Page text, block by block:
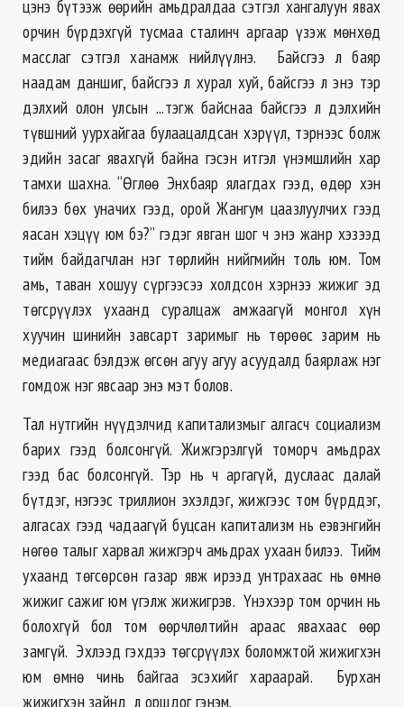
цэнэ бүтээж өөрийн амьдралдаа сэтгэл хангалуун явах
орчин бүрдэхгүй тусмаа сталинч аргаар үзэж мөнхөд
масслаг сэтгэл ханамж нийлүүлнэ. Байсгээ л баяр
наадам даншиг, байсгээ л хурал хуй, байсгээ л энэ тэр
дэлхий олон улсын ...тэгж байснаа байсгээ л дэлхийн
түвшний уурхайгаа булаацалдсан хэрүүл, тэрнээс болж
эдийн засаг явахгүй байна гэсэн итгэл үнэмшлийн хар
тамхи шахна. “Өглөө Энхбаяр ялагдах гээд, өдөр хэн
билээ бөх уначих гээд, орой Жангум цаазлуулчих гээд
яасан хэцүү юм бэ?” гэдэг явган шог ч энэ жанр хэзээд
тийм байдагчлан нэг төрлийн нийгмийн толь юм. Том
амь, таван хошуу сүргээсээ холдсон хэрнээ жижиг эд
төгсрүүлэх ухаанд суралцаж амжаагүй монгол хүн
хуучин шинийн завсарт заримыг нь төрөөс зарим нь
медиагаас бэлдэж өгсөн агуу агуу асуудалд баярлаж нэг
гомдож нэг явсаар энэ мэт болов.
Тал нутгийн нүүдэлчид капитализмыг алгасч социализм
барих гээд болсонгүй. Жижгэрэлгүй томорч амьдрах
гээд бас болсонгүй. Тэр нь ч аргагүй, дуслаас далай
бүтдэг, нэгээс триллион эхэлдэг, жижгээс том бүрддэг,
алгасах гээд чадаагүй буцсан капитализм нь еэвэнгийн
нөгөө талыг харвал жижгэрч амьдрах ухаан билээ. Тийм
ухаанд төгсөрсөн газар явж ирээд унтрахаас нь өмнө
жижиг сажиг юм үгэлж жижигрэв. Үнэхээр том орчин нь
болохгүй бол том өөрчлөлтийн араас явахаас өөр
замгүй. Эхлээд гэхдээ төгсрүүлэх боломжтой жижигхэн
юм өмнө чинь байгаа эсэхийг хараарай. Бурхан
жижигхэн зайнд л оршдог гэнэм.